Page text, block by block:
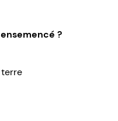
?
terre